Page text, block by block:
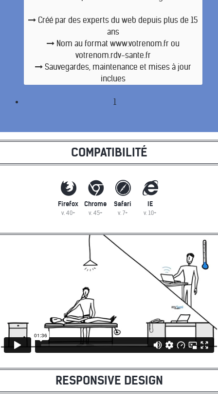
Créé par des experts du web depuis plus de 15
ans
Nom au format www.votrenom.fr ou
votrenom.rdv-sante.fr
Sauvegardes, maintenance et mises à jour
inclues
1
COMPATIBILITÉ
Firefox
v. 40+
Chrome
v. 45+
Safari
v. 7+
IE
v. 10+
RESPONSIVE DESIGN